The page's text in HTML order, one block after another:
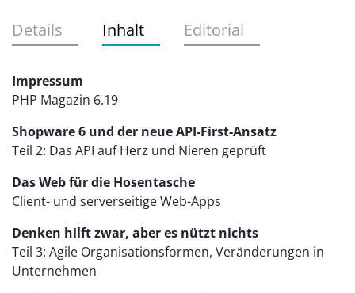
Details Inhalt Editorial
Impressum
PHP Magazin 6.19
Shopware 6 und der neue API-First-Ansatz
Teil 2: Das API auf Herz und Nieren geprüft
Das Web für die Hosentasche
Client- und serverseitige Web-Apps
Denken hilft zwar, aber es nützt nichts
Teil 3: Agile Organisationsformen, Veränderungen in
Unternehmen